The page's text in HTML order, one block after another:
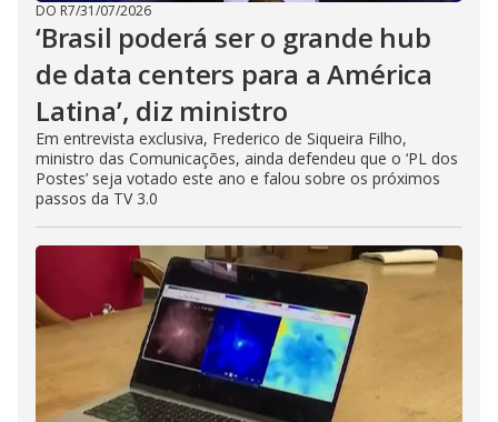
DO R7/31/07/2026
‘Brasil poderá ser o grande hub
de data centers para a América
Latina’, diz ministro
Em entrevista exclusiva, Frederico de Siqueira Filho,
ministro das Comunicações, ainda defendeu que o ‘PL dos
Postes’ seja votado este ano e falou sobre os próximos
passos da TV 3.0